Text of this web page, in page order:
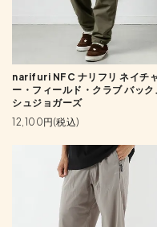
narifuri NFC ナリフリ ネイチ
ー・フィールド・クラブ バック
シュジョガーズ
12,100円(税込)